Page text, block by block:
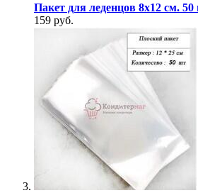
Пакет для леденцов 8х12 см.
159 руб.